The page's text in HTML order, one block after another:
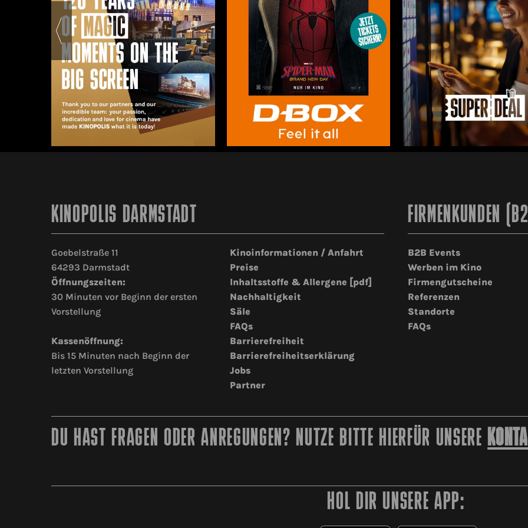
KINOPOLIS DARMSTADT
Goebelstraße 11
64293 Darmstadt
Öffnungszeiten:
30 Minuten vor Beginn der ersten
Vorstellung
Kassenöffnung:
Bis 15 Minuten nach Beginn der
letzten Vorstellung
Kinoinformationen / Anfahrt
Preise
Inhaltsstoffe & Allergene [pdf]
Nachhaltigkeit
Säle
FAQs
Barrierefreiheit
Barrierefreiheitserklärung
Jobs
Partner
FIRMENKUNDEN
B2B Events
Werben im Kino
Firmengutscheine
Referenzen
Standorte
FAQs
DU HAST FRAGEN ODER ANREGUNGEN? NUTZE BITTE HIERFÜR UNSERE
HOL DIR UNSERE APP: